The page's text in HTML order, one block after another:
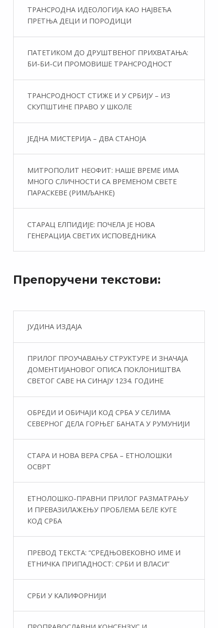
ТРАНСРОДНА ИДЕОЛОГИЈА КАО НАЈВЕЋА
ПРЕТЊА ДЕЦИ И ПОРОДИЦИ
ПАТЕТИКОМ ДО ДРУШТВЕНОГ ПРИХВАТАЊА:
БИ-БИ-СИ ПРОМОВИШЕ ТРАНСРОДНОСТ
ТРАНСРОДНОСТ СТИЖЕ И У СРБИЈУ – ИЗ
СКУПШТИНЕ ПРАВО У ШКОЛЕ
ЈЕДНА МИСТЕРИЈА – ДВА СТАНОЈА
МИТРОПОЛИТ НЕОФИТ: НАШЕ ВРЕМЕ ИМА
МНОГО СЛИЧНОСТИ СА ВРЕМЕНОМ СВЕТЕ
ПАРАСКЕВЕ (РИМЉАНКЕ)
СТАРАЦ ЕЛПИДИЈЕ: ПОЧЕЛА ЈЕ НОВА
ГЕНЕРАЦИЈА СВЕТИХ ИСПОВЕДНИКА
Препоручени текстови:
ЈУДИНА ИЗДАЈА
ПРИЛОГ ПРОУЧАВАЊУ СТРУКТУРЕ И ЗНАЧАЈА
ДОМЕНТИЈАНОВОГ ОПИСА ПОКЛОНИШТВА
СВЕТОГ САВЕ НА СИНАЈУ 1234. ГОДИНЕ
ОБРЕДИ И ОБИЧАЈИ КОД СРБА У СЕЛИМА
СЕВЕРНОГ ДЕЛА ГОРЊЕГ БАНАТА У РУМУНИЈИ
СТАРА И НОВА ВЕРА СРБА – ЕТНОЛОШКИ
ОСВРТ
ЕТНОЛОШКО-ПРАВНИ ПРИЛОГ РАЗМАТРАЊУ
И ПРЕВАЗИЛАЖЕЊУ ПРОБЛЕМА БЕЛЕ КУГЕ
КОД СРБА
ПРЕВОД ТЕКСТА: “СРЕДЊОВЕКОВНО ИМЕ И
ЕТНИЧКА ПРИПАДНОСТ: СРБИ И ВЛАСИ”
СРБИ У КАЛИФОРНИЈИ